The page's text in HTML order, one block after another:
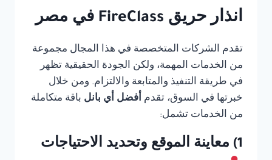
انذار حريق FireClass في مصر
تقدم الشركات المتخصصة في هذا المجال مجموعة
من الخدمات المهمة، ولكن الجودة الحقيقية تظهر
في طريقة التنفيذ والمتابعة والالتزام. ومن خلال
خبرتها في السوق، تقدم أفضل أي بانل باقة متكاملة
من الخدمات تشمل:
1) معاينة الموقع وتحديد الاحتياجات